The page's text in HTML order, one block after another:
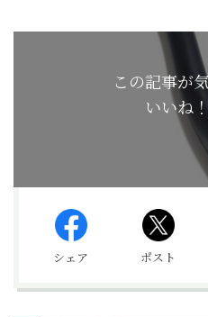
この記事が
いいね
シェア ポスト